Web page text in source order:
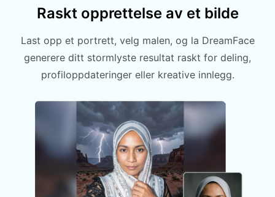
Raskt opprettelse av et bilde
Last opp et portrett, velg malen, og la DreamFace
generere ditt stormlyste resultat raskt for deling,
profiloppdateringer eller kreative innlegg.